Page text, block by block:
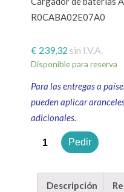
R0CABA02E07A0
€ 239,32 sin I.V.A.
Disponible para reserva
Para las entregas a
pueden aplicar
adicionales.
Cantidad Pedir
Descripción